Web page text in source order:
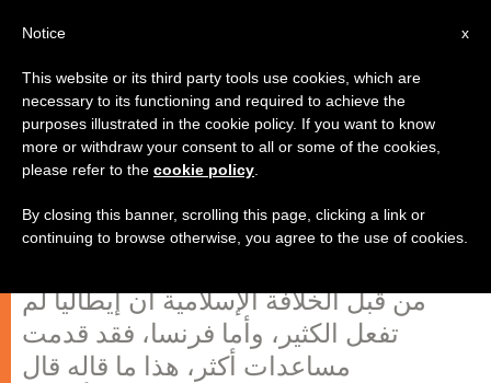
المونسنيور حنا: هبوا للدفاع عن الهوية
المسيحية
من قبل الخلافة الإسلامية أن إيطاليا لم
تفعل الكثير، وأما فرنسا، فقد قدمت
مساعدات أكثر، هذا ما قاله قال
x
Notice
This website or its third party tools use cookies, which are
necessary to its functioning and required to achieve the
purposes illustrated in the cookie policy. If you want to know
more or withdraw your consent to all or some of the cookies,
please refer to the cookie policy
By closing this banner, scrolling this page, clicking a link or
continuing to browse otherwise, you agree to the use of cookies.